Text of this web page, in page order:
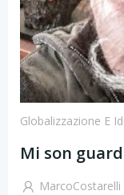
Globalizzazione E
Mi son
MarcoCostarelli